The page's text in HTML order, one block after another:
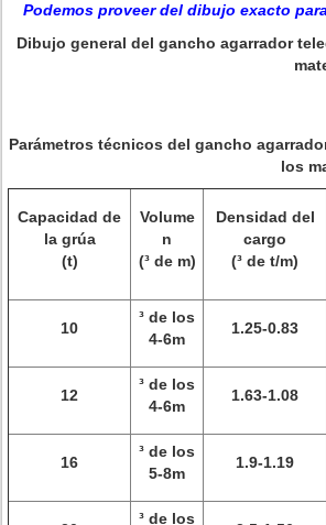
Podemos proveer del dibujo exacto
Dibujo general del gancho agarrador
Parámetros técnicos del gancho
los
Capacidad de
la grúa
(t)
Volume
n
(³ de m)
Densidad del
cargo
(³ de t/m)
10
³ de los
4-6m
1.25-0.83
12
³ de los
4-6m
1.63-1.08
16
³ de los
5-8m
1.9-1.19
³ de los